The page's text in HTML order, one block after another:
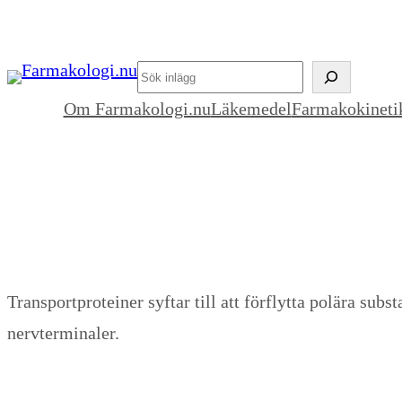
innehåll
’
.
’
Om Farmakologi.nuLäkemedel
Transportproteiner syftar till att förflytta polära
nervterminaler.